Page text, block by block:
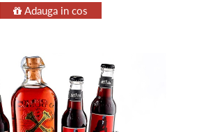
Adauga in cos